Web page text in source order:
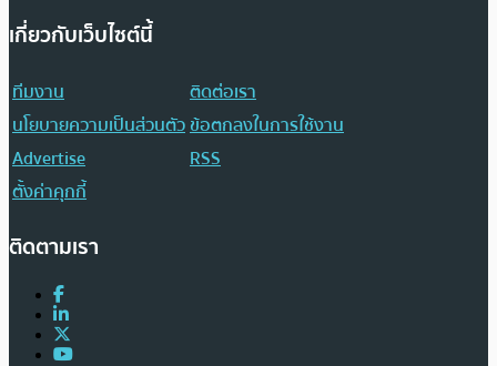
เกี่ยวกับเว็บไซต์นี้
ทีมงาน
ติดต่อเรา
นโยบายความเป็นส่วนตัวข้อตกลงในการใช้งาน
Advertise
RSS
ตั้งค่าคุกกี้
ติดตามเรา